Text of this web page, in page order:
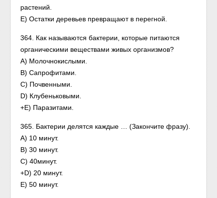
растений.
Е) Остатки деревьев превращают в перегной.
364. Как называются бактерии, которые питаются
органическими веществами живых организмов?
А) Молочнокислыми.
В) Сапрофитами.
С) Почвенными.
D) Клубеньковыми.
+Е) Паразитами.
365. Бактерии делятся каждые … (Закончите фразу).
А) 10 минут.
В) 30 минут.
С) 40минут.
+D) 20 минут.
Е) 50 минут.